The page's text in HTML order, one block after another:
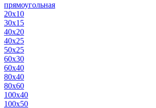
прямоугольная
20х10
30х15
40х20
40х25
50х25
60х30
60х40
80х40
80х60
100х40
100х50